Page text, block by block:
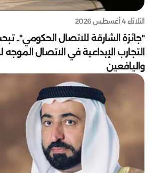
الثلاثاء 4 أغسطس 2026
"جائزة الشارقة للاتصال الحكومي"..
التجارب الإبداعية في الاتصال الموجه
واليافعين